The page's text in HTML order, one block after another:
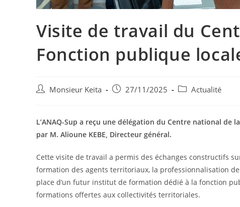
Visite de travail du
Fonction publique
Monsieur Keita 27/11/2025 Actualité
L’ANAQ-Sup a reçu une délégation du Centre national de
par M. Alioune KEBE, Directeur général.
Cette visite de travail a permis des échanges constructifs
formation des agents territoriaux, la professionnalisation
place d’un futur institut de formation dédié à la fonction
formations offertes aux collectivités territoriales.